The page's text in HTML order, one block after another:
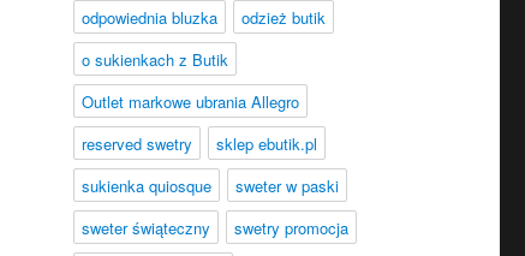
odpowiednia bluzka
odzież butik
o sukienkach z Butik
Outlet markowe ubrania Allegro
reserved swetry
sklep ebutik.pl
sukienka quiosque
sweter w paski
sweter świąteczny
swetry promocja